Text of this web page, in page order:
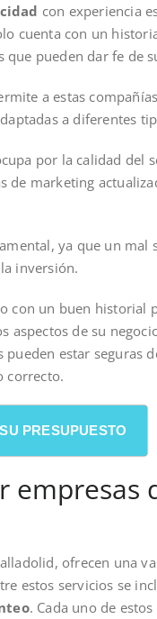
con experiencia
cuenta con un
pueden dar fe de
a estas
a diferentes
por la calidad del
de marketing
ya que un mal
inversión.
con un buen historial
de su
pueden estar seguras
correcto.
PRESUPUESTO
empresas
ofrecen una
estos servicios se
. Cada uno de